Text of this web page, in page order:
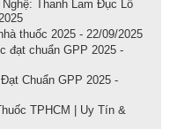
Nghệ: Thanh Lam Đục Lỗ
thuốc 2025 - 22/09/2025
đạt chuẩn GPP 2025 -
Chuẩn GPP 2025 -
TPHCM | Uy Tín &